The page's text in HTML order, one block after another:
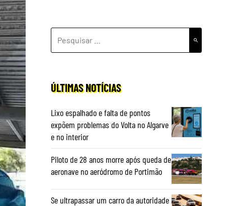
POR:
ÚLTIMAS NOTÍCIAS
Lixo espalhado e falta de pontos
expõem problemas do Volta no Algarve
e no interior
Piloto de 28 anos morre após queda de
aeronave no aeródromo de Portimão
Se ultrapassar um carro da autoridade